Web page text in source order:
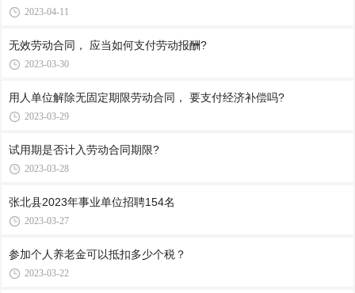
2023-04-11
无效劳动合同， 应当如何支付劳动报酬?
2023-03-30
用人单位解除无固定期限劳动合同， 要支付经济补偿吗?
2023-03-29
试用期是否计入劳动合同期限?
2023-03-28
张北县2023年事业单位招聘154名
2023-03-27
参加个人养老金可以抵扣多少个税？
2023-03-22